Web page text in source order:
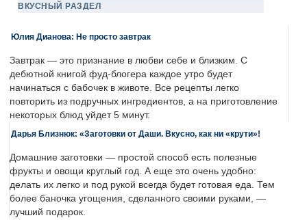
ВКУСНЫЙ РАЗДЕЛ
Юлия Дианова: Не просто завтрак
Завтрак — это признание в любви себе и близким. С
дебютной книгой фуд-блогера каждое утро будет
начинаться с бабочек в животе. Все рецепты легко
повторить из подручных ингредиентов, а на приготовление
некоторых блюд уйдет 5 минут.
Дарья Близнюк: «Заготовки от Даши. Вкусно, как ни «крути»!
Домашние заготовки — простой способ есть полезные
фрукты и овощи круглый год. А еще это очень удобно:
делать их легко и под рукой всегда будет готовая еда. Тем
более баночка угощения, сделанного своими руками, —
лучший подарок.